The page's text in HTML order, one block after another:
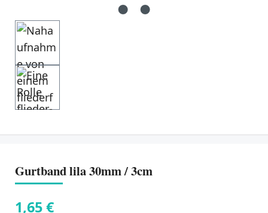
Gurtband lila 30mm / 3cm
1,65 €